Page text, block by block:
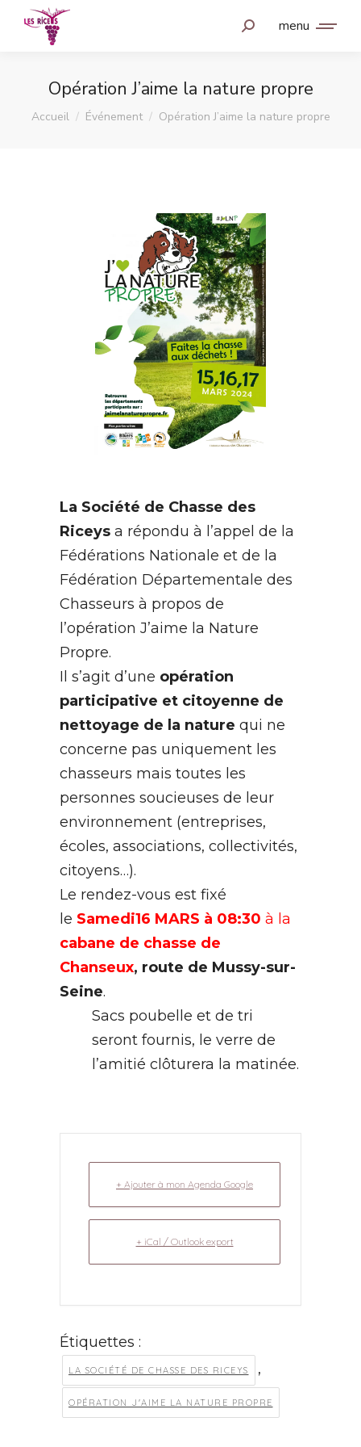
menu
Opération J’aime la nature propre
Vous êtes ici :
Accueil Événement Opération J’aime la nature propre
La Société de Chasse des
Riceys a répondu à l’appel de la
Fédérations Nationale et de la
Fédération Départementale des
Chasseurs à propos de
l’opération J’aime la Nature
Propre.
Il s’agit d’une opération
participative et citoyenne de
nettoyage de la nature qui ne
concerne pas uniquement les
chasseurs mais toutes les
personnes soucieuses de leur
environnement (entreprises,
écoles, associations, collectivités,
citoyens…).
Le rendez-vous est fixé
le Samedi16 MARS à 08:30 à la
cabane de chasse de
Chanseux, route de Mussy-sur-
Seine.
Sacs poubelle et de tri
seront fournis, le verre de
l’amitié clôturera la matinée.
+ Ajouter à mon Agenda Google
+ iCal / Outlook export
Étiquettes :
LA SOCIÉTÉ DE CHASSE DES RICEYS ,
OPÉRATION J'AIME LA NATURE PROPRE